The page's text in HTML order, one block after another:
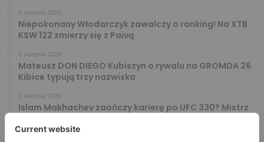
6 sierpnia 2026
Niepokonany Włodarczyk zawalczy o ranking! Na XTB
KSW 122 zmierzy się z Paivą
5 sierpnia 2026
Mateusz DON DIEGO Kubiszyn o rywalu na GROMDA 26.
Kibice typują trzy nazwiska
5 sierpnia 2026
Islam Makhachev zaończy karierę po UFC 330? Mistrz